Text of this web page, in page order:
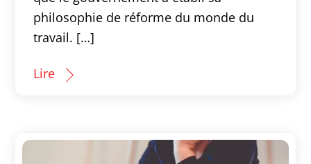
philosophie de réforme du monde du
travail. […]
Lire